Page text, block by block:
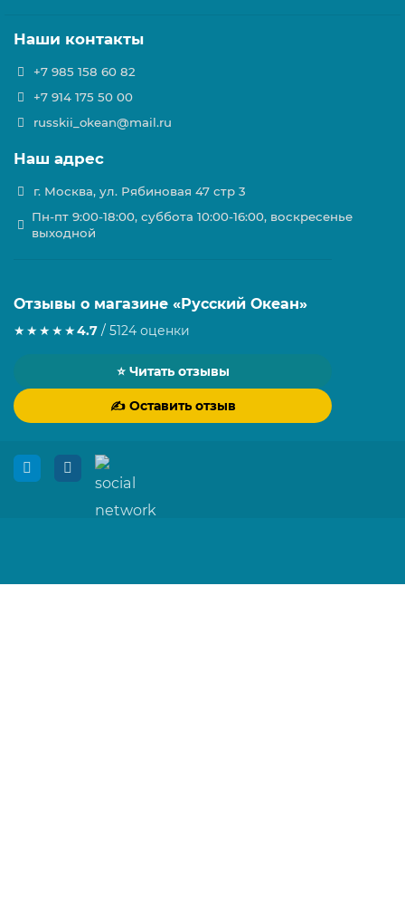
Наши контакты
+7 985 158 60 82
+7 914 175 50 00
russkii_okean@mail.ru
Наш адрес
г. Москва, ул. Рябиновая 47 стр 3
Пн-пт 9:00-18:00, суббота 10:00-16:00, воскресенье
выходной
Отзывы о магазине «Русский Океан»
★★★★★4.7 / 5124 оценки
⭐ Читать отзывы
✍️ Оставить отзыв